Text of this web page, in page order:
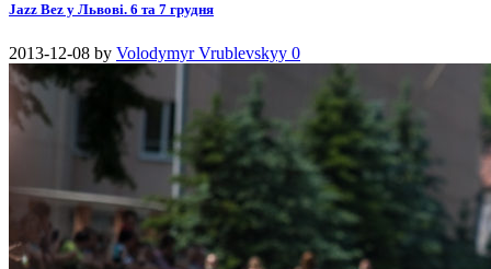
Jazz Bez у Львові. 6 та 7 грудня
2013-12-08 by Volodymyr Vrublevskyy 0